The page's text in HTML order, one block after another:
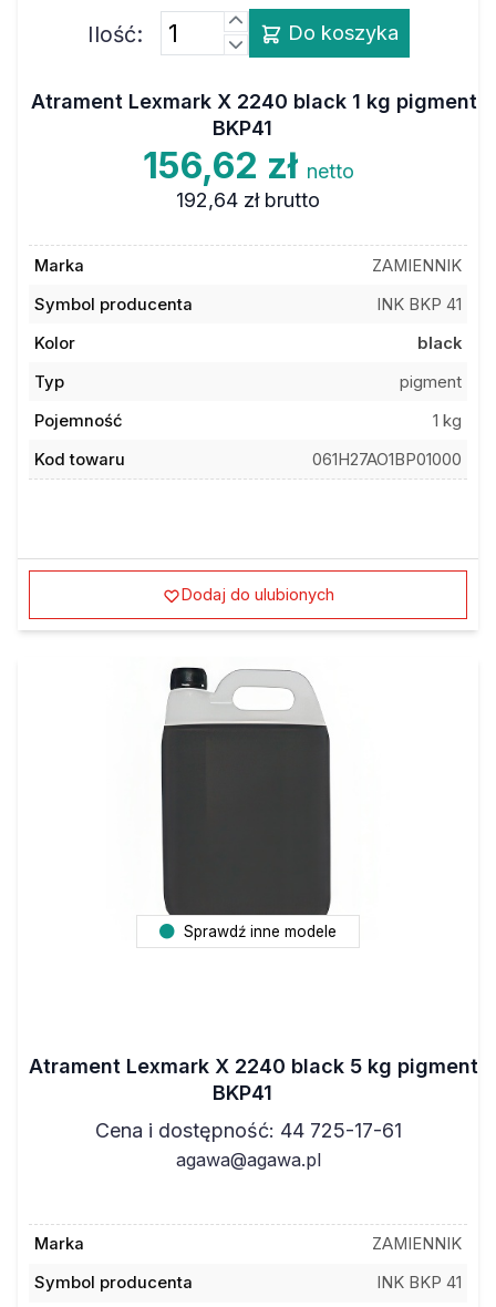
Ilość: Do koszyka
Atrament Lexmark X 2240 black 1 kg pigment
BKP41
156,62 zł netto
192,64 zł brutto
Marka
ZAMIENNIK
Symbol producenta
INK BKP 41
Kolor
black
Typ
pigment
Pojemność
1 kg
Kod towaru
061H27AO1BP01000
Dodaj do ulubionych
Sprawdź inne modele
Atrament Lexmark X 2240 black 5 kg pigment
BKP41
Cena i dostępność: 44 725-17-61
agawa@agawa.pl
Marka
ZAMIENNIK
Symbol producenta
INK BKP 41